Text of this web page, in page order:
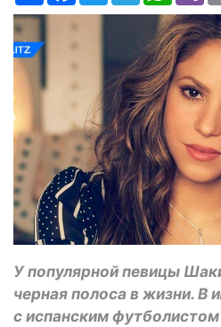
У популярной певицы
черная полоса в жизни. В
с испанским